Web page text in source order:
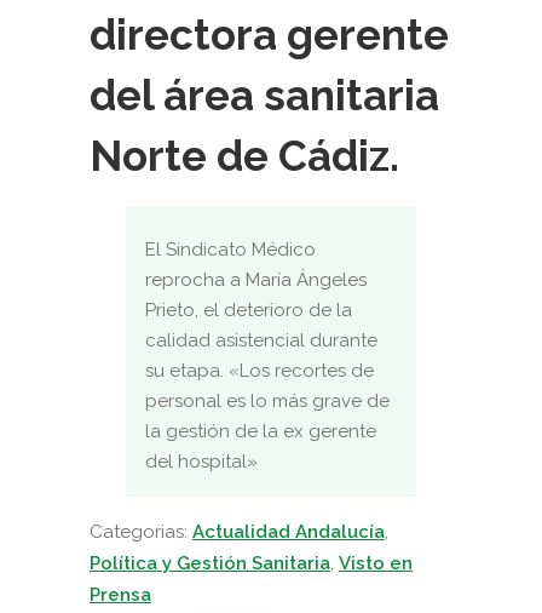
directora gerente
del área sanitaria
Norte de Cádiz.
El Sindicato Médico
reprocha a María Ángeles
Prieto, el deterioro de la
calidad asistencial durante
su etapa. «Los recortes de
personal es lo más grave de
la gestión de la ex gerente
del hospital»
Categorias: Actualidad Andalucía,
Política y Gestión Sanitaria, Visto en
Prensa